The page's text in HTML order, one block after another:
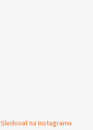
Sledovat na Instagramu